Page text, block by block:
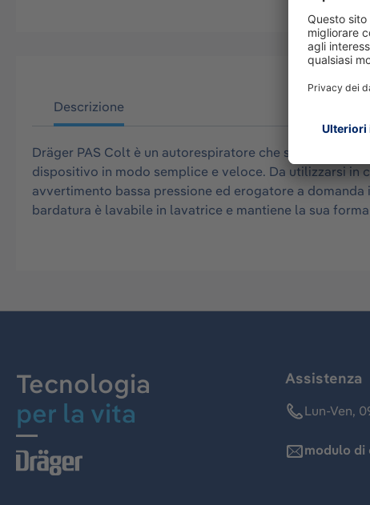
Descrizione
Dräger PAS Colt è un autorespiratore che si porta sui
dispositivo in modo semplice e veloce. Da utilizzarsi in
avvertimento bassa pressione ed erogatore a
bardatura è lavabile in lavatrice e mantiene la sua
Tecnologia
per la vita
Assistenza
Lun-Ven,
modulo